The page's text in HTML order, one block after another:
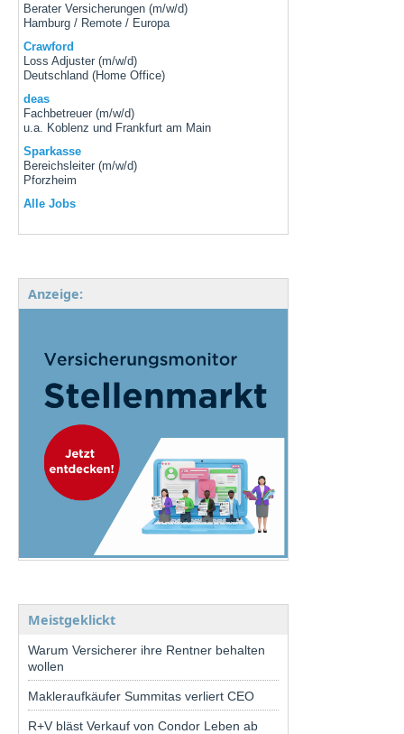
Berater Versicherungen (m/w/d)
Hamburg / Remote / Europa
Crawford
Loss Adjuster (m/w/d)
Deutschland (Home Office)
deas
Fachbetreuer (m/w/d)
u.a. Koblenz und Frankfurt am Main
Sparkasse
Bereichsleiter (m/w/d)
Pforzheim
Alle Jobs
Anzeige:
Meistgeklickt
Warum Versicherer ihre Rentner behalten
wollen
Makleraufkäufer Summitas verliert CEO
R+V bläst Verkauf von Condor Leben ab